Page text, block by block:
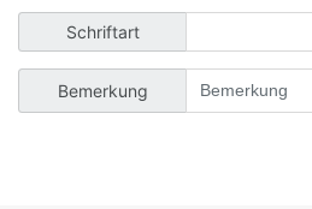
Schriftart
Bemerkung